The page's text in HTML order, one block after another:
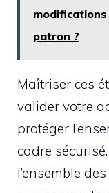
patron ?
Maîtriser ces
valider votre
protéger
cadre
l’ensemble